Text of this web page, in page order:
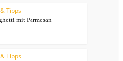
Tipps
mit Parmesan
Tipps